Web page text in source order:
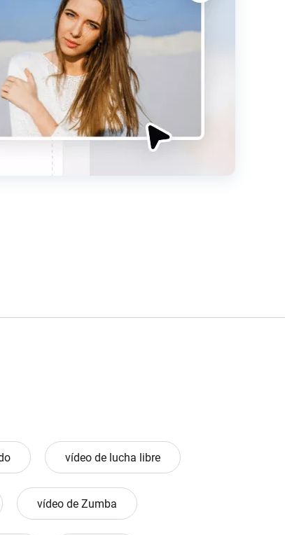
vídeo de lucha libre
vídeo de Zumba